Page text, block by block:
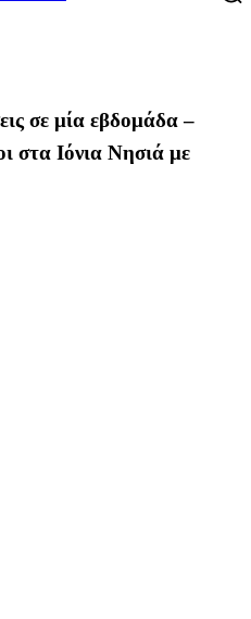
σε μία εβδομάδα –
στα Ιόνια Νησιά με